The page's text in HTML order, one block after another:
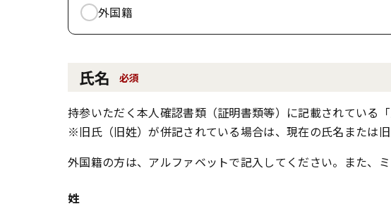
外国籍
氏名 必須
持参いただく本人確認書類（証明書類等）に記載されている
※旧氏（旧姓）が併記されている場合は、現在の氏名または
外国籍の方は、アルファベットで記入してください。また、
姓